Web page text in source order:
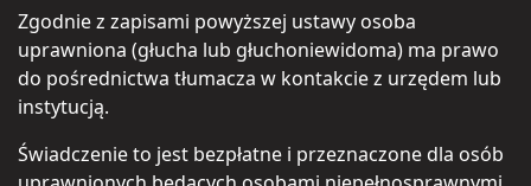
Zgodnie z zapisami powyższej ustawy osoba
uprawniona (głucha lub głuchoniewidoma) ma prawo
do pośrednictwa tłumacza w kontakcie z urzędem lub
instytucją.
Świadczenie to jest bezpłatne i przeznaczone dla osób